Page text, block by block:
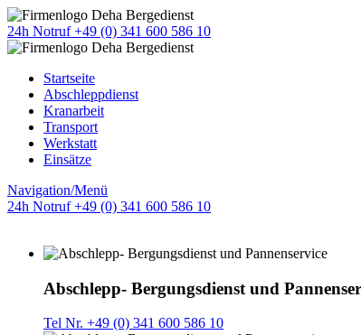
24h Notruf +49 (0) 341 600 586 10
Startseite
Abschleppdienst
Kranarbeit
Transport
Werkstatt
Einsätze
Navigation/Menü
24h Notruf +49 (0) 341 600 586 10
Abschlepp- Bergungsdienst und
Tel Nr. +49 (0) 341 600 586 10